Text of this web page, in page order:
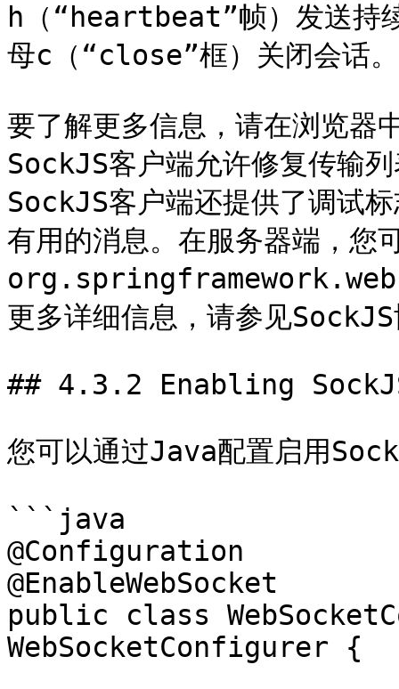
h（“heartbeat”帧）发送持
母c（“close”框）关闭会话。
要了解更多信息，请在浏览器
SockJS客户端允许修复传输
SockJS客户端还提供了调试
有用的消息。在服务器端，您
更多详细信息，请参见
## 4.3.2 Enabling
您可以通过Java配置启用
```java
@Configuration
@EnableWebSocket
public class
WebSocketConfigurer {